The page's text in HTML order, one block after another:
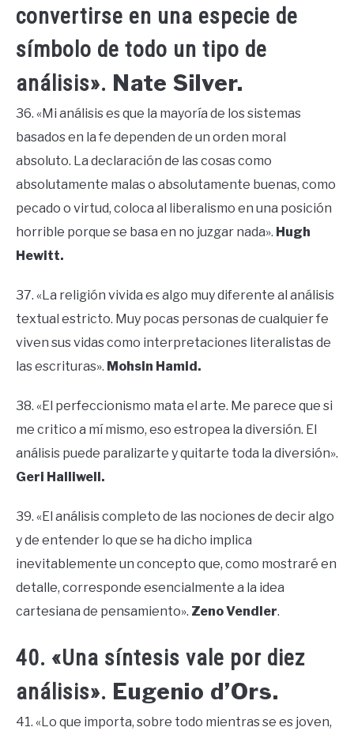
convertirse en una especie de
símbolo de todo un tipo de
análisis». Nate Silver.
36. «Mi análisis es que la mayoría de los sistemas
basados en la fe dependen de un orden moral
absoluto. La declaración de las cosas como
absolutamente malas o absolutamente buenas, como
pecado o virtud, coloca al liberalismo en una posición
horrible porque se basa en no juzgar nada». Hugh
Hewitt.
37. «La religión vivida es algo muy diferente al análisis
textual estricto. Muy pocas personas de cualquier fe
viven sus vidas como interpretaciones literalistas de
las escrituras». Mohsin Hamid.
38. «El perfeccionismo mata el arte. Me parece que si
me critico a mí mismo, eso estropea la diversión. El
análisis puede paralizarte y quitarte toda la diversión».
Geri Halliwell.
39. «El análisis completo de las nociones de decir algo
y de entender lo que se ha dicho implica
inevitablemente un concepto que, como mostraré en
detalle, corresponde esencialmente a la idea
cartesiana de pensamiento». Zeno Vendler.
40. «Una síntesis vale por diez
análisis». Eugenio d’Ors.
41. «Lo que importa, sobre todo mientras se es joven,